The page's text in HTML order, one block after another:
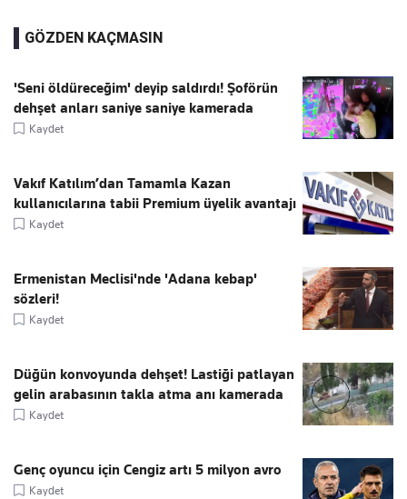
GÖZDEN KAÇMASIN
'Seni öldüreceğim' deyip saldırdı! Şoförün
dehşet anları saniye saniye kamerada
Kaydet
Vakıf Katılım’dan Tamamla Kazan
kullanıcılarına tabii Premium üyelik avantajı
Kaydet
Ermenistan Meclisi'nde 'Adana kebap'
sözleri!
Kaydet
Düğün konvoyunda dehşet! Lastiği patlayan
gelin arabasının takla atma anı kamerada
Kaydet
Genç oyuncu için Cengiz artı 5 milyon avro
Kaydet